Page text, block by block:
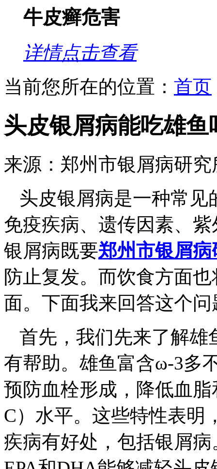
牛皮癣危害
详情点击查看
当前您所在的位置： 首页
头皮银屑病能吃雄鱼
来源：郑州市银屑病研
头皮银屑病是一种常
免疫疾病、遗传因素、
银屑病既要郑州市银屑病
防止复发。而饮食方面
面。下面我来回答这个
首先，我们先来了解雄
有帮助。雄鱼富含ω-3多
预防血栓形成，降低血
C）水平。这些特性表明
疾病有好处，包括银屑